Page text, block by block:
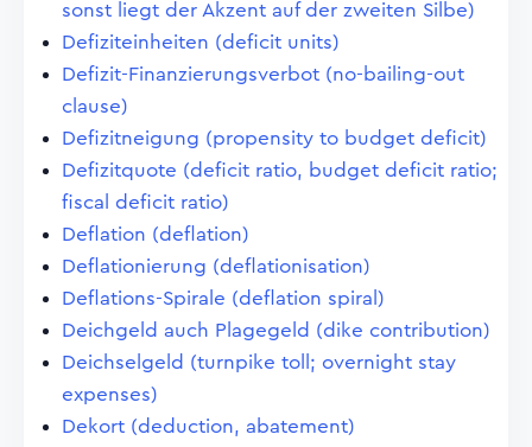
sonst liegt der Akzent auf der zweiten Silbe)
Defiziteinheiten (deficit units)
Defizit-Finanzierungsverbot (no-bailing-out
clause)
Defizitneigung (propensity to budget deficit)
Defizitquote (deficit ratio, budget deficit ratio;
fiscal deficit ratio)
Deflation (deflation)
Deflationierung (deflationisation)
Deflations-Spirale (deflation spiral)
Deichgeld auch Plagegeld (dike contribution)
Deichselgeld (turnpike toll; overnight stay
expenses)
Dekort (deduction, abatement)